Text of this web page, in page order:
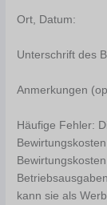
Ort, Datum:
Unterschrift des
Anmerkungen
Häufige Fehler:
kann sie als